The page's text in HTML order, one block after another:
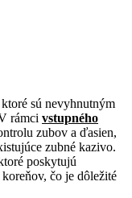
ktoré sú nevyhnutným
rámci vstupného
zubov a ďasien,
zubné kazivo.
poskytujú
čo je dôležité